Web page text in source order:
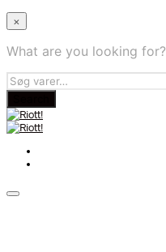
×
What are you looking for?